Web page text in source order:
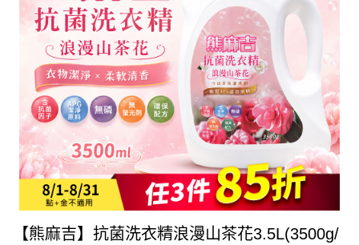
【熊麻吉】抗菌洗衣精浪漫山茶花3.5L(3500g/